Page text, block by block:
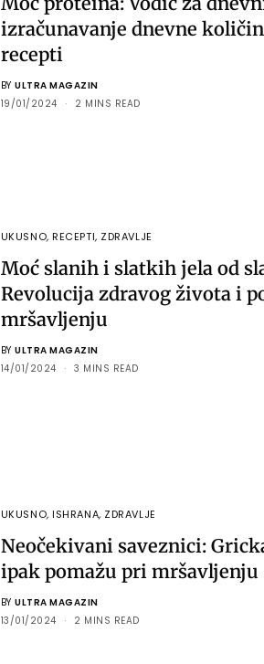
izračunavanje dnevne
recepti
BY ULTRA MAGAZIN
19/01/2024
2 MINS READ
UKUSNO,RECEPTI, ZDRAVLJE
Moć slanih i slatkih jela od
Revolucija zdravog života i
mršavljenju
BY ULTRA MAGAZIN
14/01/2024
3 MINS READ
UKUSNO,ISHRANA, ZDRAVLJE
Neočekivani saveznici:
ipak pomažu pri mršavljenju
BY ULTRA MAGAZIN
13/01/2024
2 MINS READ